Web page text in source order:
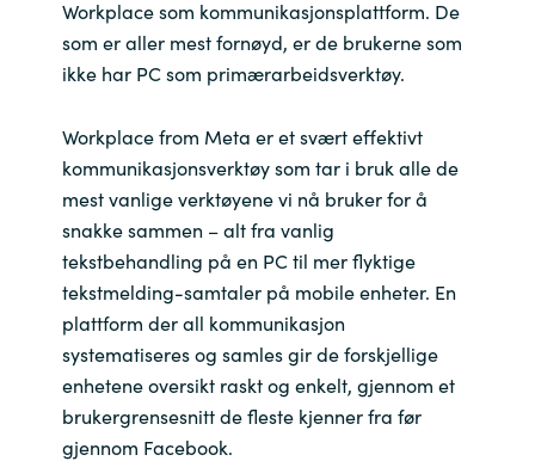
Workplace som kommunikasjonsplattform. De
som er aller mest fornøyd, er de brukerne som
ikke har PC som primærarbeidsverktøy.
Workplace from Meta er et svært effektivt
kommunikasjonsverktøy som tar i bruk alle de
mest vanlige verktøyene vi nå bruker for å
snakke sammen – alt fra vanlig
tekstbehandling på en PC til mer flyktige
tekstmelding-samtaler på mobile enheter. En
plattform der all kommunikasjon
systematiseres og samles gir de forskjellige
enhetene oversikt raskt og enkelt, gjennom et
brukergrensesnitt de fleste kjenner fra før
gjennom Facebook.